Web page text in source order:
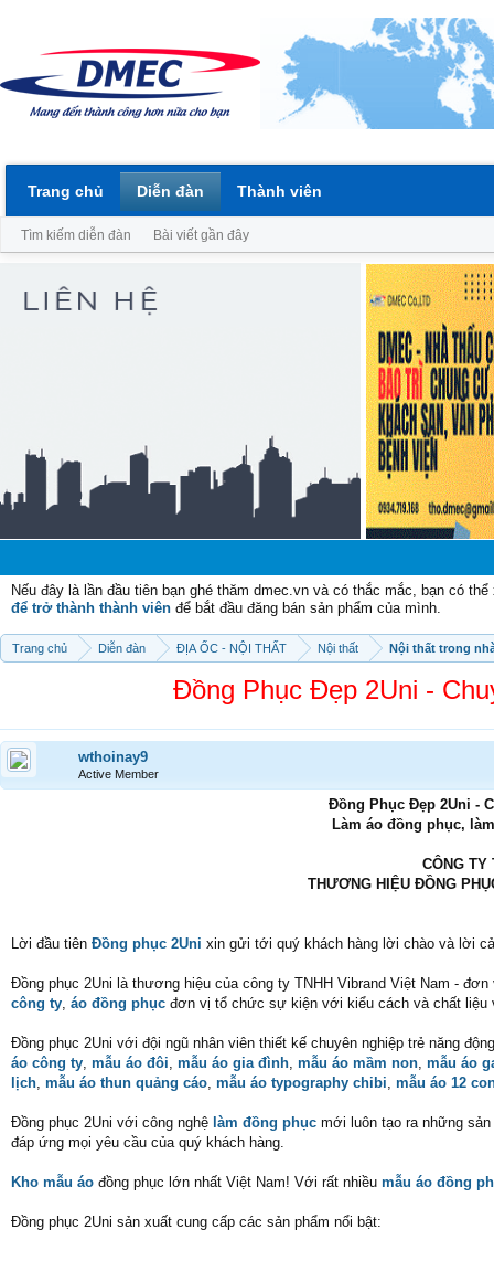
Nếu đây là lần đầu tiên bạn ghé thăm dmec.vn và có thắc mắc, bạn có
để trở thành thành viên để bắt đầu đăng bán sản phẩm của mình.
Trang chủ Diễn đàn ĐỊA ỐC - NỘI THẤT Nội thất Nội thất trong
Đồng Phục Đẹp 2Uni -
wthoinay9
Active Member
Đồng Phục Đẹp 2Uni -
Làm áo đồng phục,
CÔNG TY
THƯƠNG HIỆU ĐỒNG
Lời đầu tiên Đồng phục 2Uni xin gửi tới quý khách hàng lời chào và lời
Đồng phục 2Uni là thương hiệu của công ty TNHH Vibrand Việt Nam -
công ty, áo đồng phục đơn vị tổ chức sự kiện với kiểu cách và chất liệu
Đồng phục 2Uni với đội ngũ nhân viên thiết kế chuyên nghiệp trẻ năng
áo công ty, mẫu áo đôi, mẫu áo gia đình, mẫu áo mầm non, mẫu áo
lịch, mẫu áo thun quảng cáo, mẫu áo typography chibi, mẫu áo 12
Đồng phục 2Uni với công nghệ làm đồng phục mới luôn tạo ra những
đáp ứng mọi yêu cầu của quý khách hàng.
Kho mẫu áo đồng phục lớn nhất Việt Nam! Với rất nhiều mẫu áo đồng
Đồng phục 2Uni sản xuất cung cấp các sản phẩm nổi bật:
Trang chủ Diễn đàn
Tìm kiếm diễn đàn Bài viết gần đây
Thành viên